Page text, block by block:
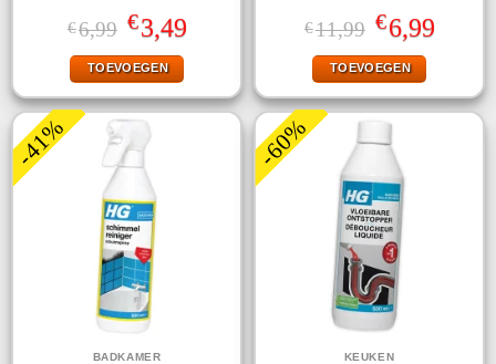
Gewaardeerd
4.67uit 5
€6,99 Oorspronkelijke
prijs
was:
€6,99.
€3,49Huidige
prijs
is:
TOEVOEGEN
Gewaardeerd
4.80uit 5
€11,99 Oorspronkelijke
prijs
was:
€11,99.
€6,99Huidige
prijs
TOEVOEGEN
-41%
BADKAMER
-60%
KEUKEN